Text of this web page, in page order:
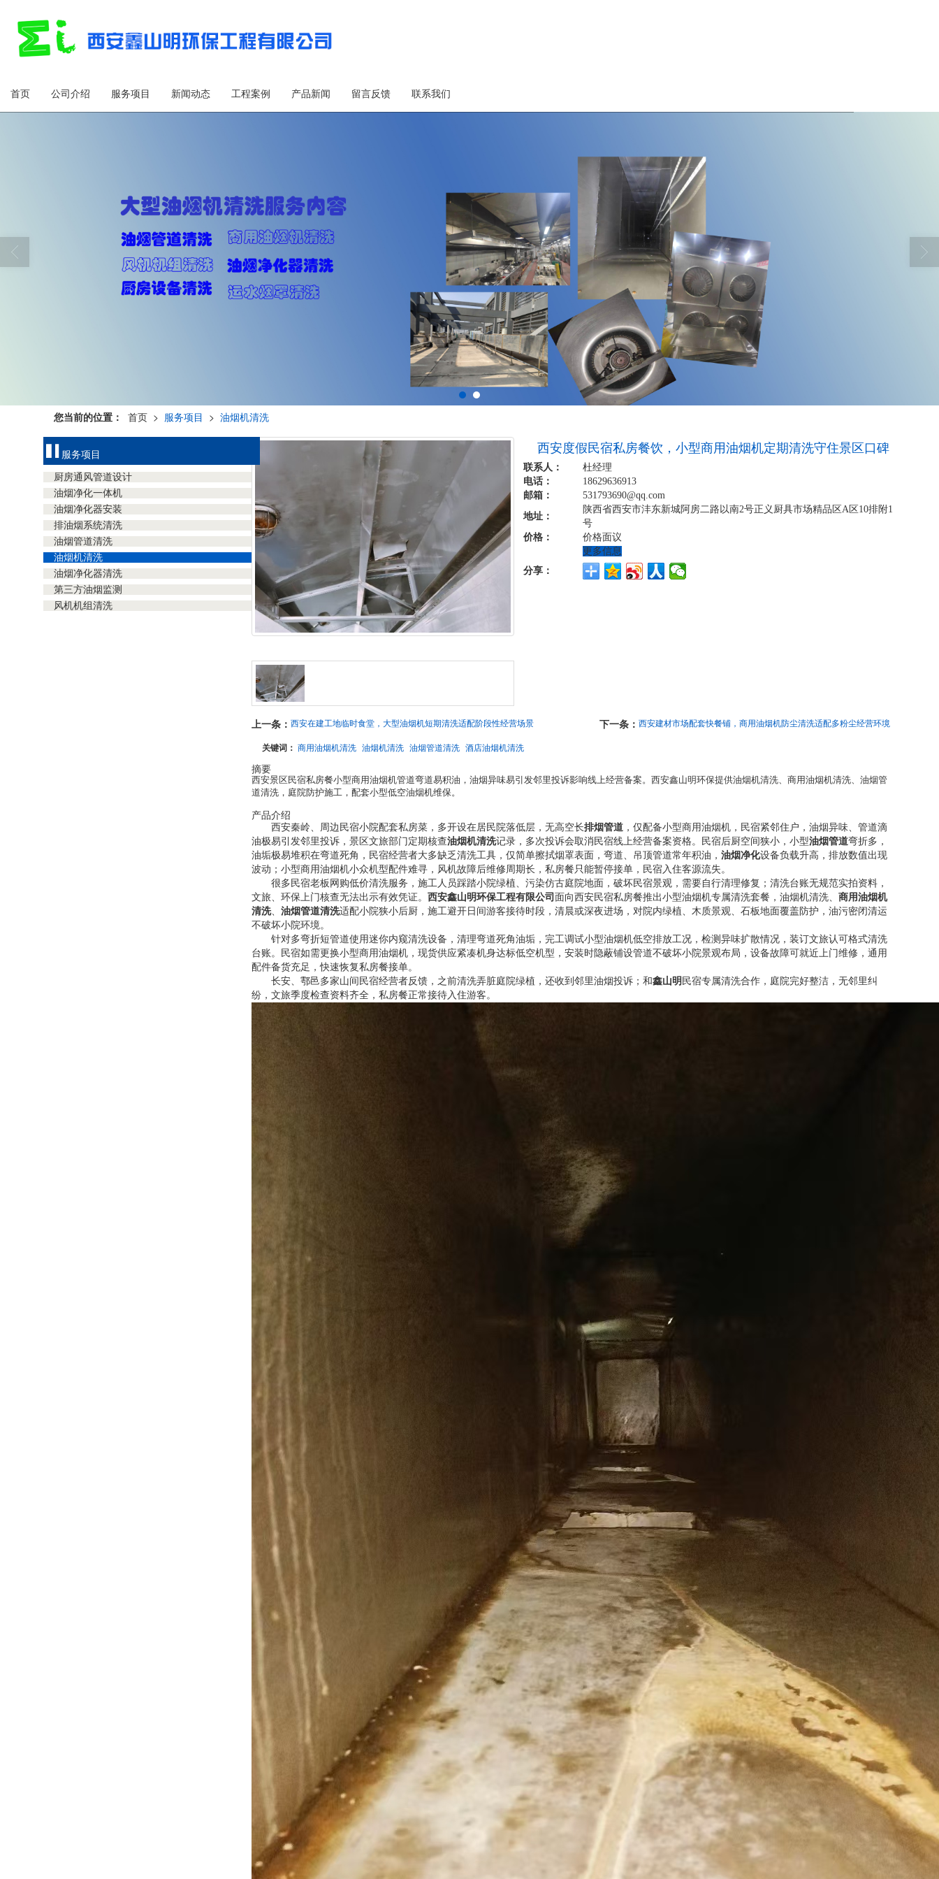
首页 公司介绍 服务项目 新闻动态 工程案例 产品新闻 留言反馈 联系我们
您当前的位置： 首页 > 服务项目 > 油烟机清洗
西安度假民宿私房餐饮，小型商用油烟机定期清洗守住景区口碑
联系人：
杜经理
电话：
18629636913
邮箱：
531793690@qq.com​
地址：
陕西省西安市沣东新城阿房二路以南2号正义厨具市场精品区A区10排附1
号
价格：
价格面议
更多信息
分享：
上一条： 西安在建工地临时食堂，大型油烟机短期清洗适配阶段性经营场景 下一条： 西安建材市场配套快餐铺，商用油烟机防尘清洗适配多粉尘经营环境
关键词： 商用油烟机清洗 油烟机清洗 油烟管道清洗 酒店油烟机清洗
摘要
西安景区民宿私房餐小型商用油烟机管道弯道易积油，油烟异味易引发邻里投诉影响线上经营备案。西安鑫山明环保提供油烟机清洗、商用油烟机清洗、油烟管
道清洗，庭院防护施工，配套小型低空油烟机维保。
产品介绍
西安秦岭、周边民宿小院配套私房菜，多开设在居民院落低层，无高空长排烟管道，仅配备小型商用油烟机，民宿紧邻住户，油烟异味、管道滴
油极易引发邻里投诉，景区文旅部门定期核查油烟机清洗记录，多次投诉会取消民宿线上经营备案资格。民宿后厨空间狭小，小型油烟管道弯折多，
油垢极易堆积在弯道死角，民宿经营者大多缺乏清洗工具，仅简单擦拭烟罩表面，弯道、吊顶管道常年积油， 油烟净化设备负载升高，排放数值出现
波动；小型商用油烟机小众机型配件难寻，风机故障后维修周期长，私房餐只能暂停接单，民宿入住客源流失。
很多民宿老板网购低价清洗服务，施工人员踩踏小院绿植、污染仿古庭院地面，破坏民宿景观，需要自行清理修复；清洗台账无规范实拍资料，
文旅、环保上门核查无法出示有效凭证。 西安鑫山明环保工程有限公司 面向西安民宿私房餐推出小型油烟机专属清洗套餐，油烟机清洗、 商用油烟机
清洗、 油烟管道清洗适配小院狭小后厨，施工避开日间游客接待时段，清晨或深夜进场，对院内绿植、木质景观、石板地面覆盖防护，油污密闭清运
不破坏小院环境。
针对多弯折短管道使用迷你内窥清洗设备，清理弯道死角油垢，完工调试小型油烟机低空排放工况，检测异味扩散情况，装订文旅认可格式清洗
台账。民宿如需更换小型商用油烟机，现货供应紧凑机身达标低空机型，安装时隐蔽铺设管道不破坏小院景观布局，设备故障可就近上门维修，通用
配件备货充足，快速恢复私房餐接单。
长安、鄠邑多家山间民宿经营者反馈，之前清洗弄脏庭院绿植，还收到邻里油烟投诉；和鑫山明 民宿专属清洗合作，庭院完好整洁，无邻里纠
纷，文旅季度检查资料齐全，私房餐正常接待入住游客。
服务项目
厨房通风管道设计
油烟净化一体机
油烟净化器安装
排油烟系统清洗
油烟管道清洗
油烟机清洗
油烟净化器清洗
第三方油烟监测
风机机组清洗